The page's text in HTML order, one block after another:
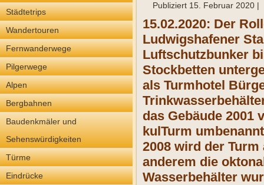
Städtetrips
Wandertouren
Fernwanderwege
Pilgerwege
Alpen
Bergbahnen
Baudenkmäler und
Sehenswürdigkeiten
Türme
Eindrücke
Publiziert 15. Februar 2020 |
15.02.2020: Der
Ludwigshafener
Luftschutzbunker
Stockbetten
als Turmhotel
das Gebäude 2001
kulTurm
2008 wird der
anderem die
Wasserbehälter